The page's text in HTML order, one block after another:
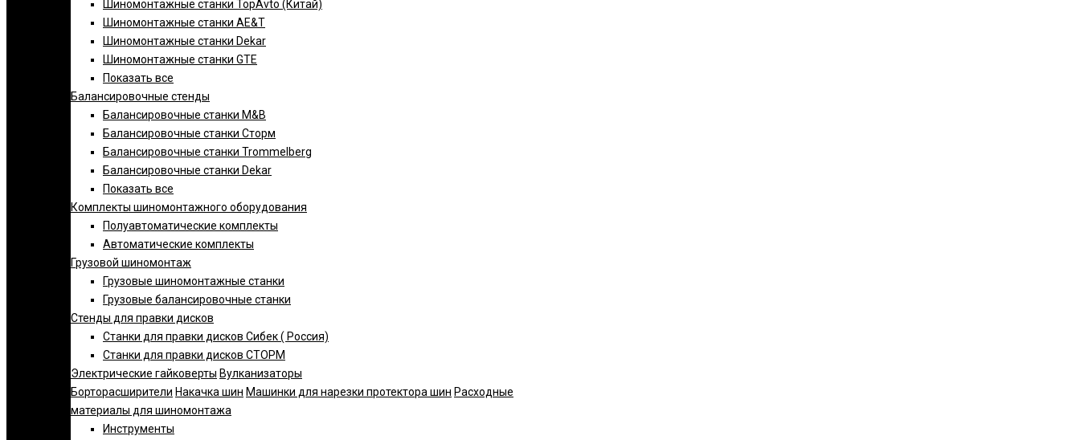
Шиномонтажные станки TopAvto (Китай)
Шиномонтажные станки AE&T
Шиномонтажные станки Dekar
Шиномонтажные станки GTE
Показать все
Балансировочные стенды
Балансировочные станки M&B
Балансировочные станки Сторм
Балансировочные станки Trommelberg
Балансировочные станки Dekar
Показать все
Комплекты шиномонтажного оборудования
Полуавтоматические комплекты
Автоматические комплекты
Грузовой шиномонтаж
Грузовые шиномонтажные станки
Грузовые балансировочные станки
Стенды для правки дисков
Cтанки для правки дисков Сибек ( Россия)
Станки для правки дисков СТОРМ
Электрические гайковерты Вулканизаторы
Борторасширители Накачка шин Машинки для нарезки протектора шин Расходные
материалы для шиномонтажа
Инструменты